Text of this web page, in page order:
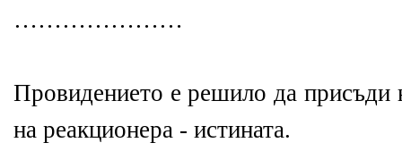
…………………
Провидението е решило да присъди
на реакционера - истината.